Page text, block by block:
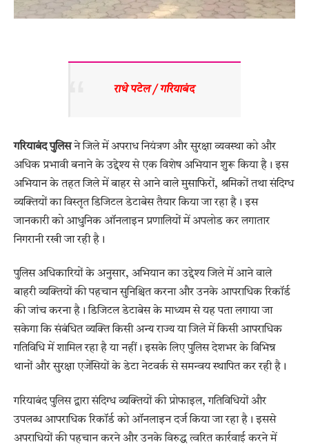
राधे पटेल / गरियाबंद
गरियाबंद पुलिसने जिले में अपराध नियंत्रण और सुरक्षा व्यवस्था को और
अधिक प्रभावी बनाने के उद्देश्य से एक विशेष अभियान शुरू किया है। इस
अभियान के तहत जिले में बाहर से आने वाले मुसाफिरों, श्रमिकों तथा संदिग्ध
व्यक्तियों का विस्तृत डिजिटल डेटाबेस तैयार किया जा रहा है। इस
जानकारी को आधुनिक ऑनलाइन प्रणालियों में अपलोड कर लगातार
निगरानी रखी जा रही है।
पुलिस अधिकारियों के अनुसार, अभियान का उद्देश्य जिले में आने वाले
बाहरी व्यक्तियों की पहचान सुनिश्चित करना और उनके आपराधिक रिकॉर्ड
की जांच करना है। डिजिटल डेटाबेस के माध्यम से यह पता लगाया जा
सकेगा कि संबंधित व्यक्ति किसी अन्य राज्य या जिले में किसी आपराधिक
गतिविधि में शामिल रहा है या नहीं। इसके लिए पुलिस देशभर के विभिन्न
थानों और सुरक्षा एजेंसियों के डेटा नेटवर्क से समन्वय स्थापित कर रही है।
गरियाबंद पुलिस द्वारा संदिग्ध व्यक्तियों की प्रोफाइल, गतिविधियों और
उपलब्ध आपराधिक रिकॉर्ड को ऑनलाइन दर्ज किया जा रहा है। इससे
अपराधियों की पहचान करने और उनके विरुद्ध त्वरित कार्रवाई करने में